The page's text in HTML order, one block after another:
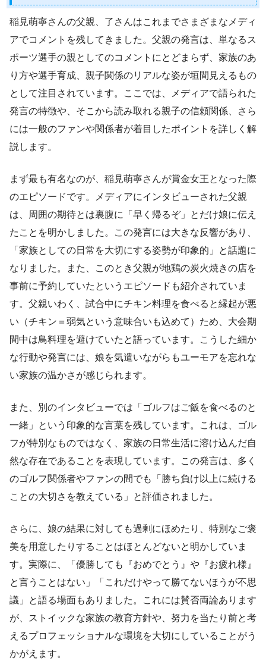
稲見萌寧さんの父親、了さんはこれまでさまざまなメディ
アでコメントを残してきました。父親の発言は、単なるス
ポーツ選手の親としてのコメントにとどまらず、家族のあ
り方や選手育成、親子関係のリアルな姿が垣間見えるもの
として注目されています。ここでは、メディアで語られた
発言の特徴や、そこから読み取れる親子の信頼関係、さら
には一般のファンや関係者が着目したポイントを詳しく解
説します。
まず最も有名なのが、稲見萌寧さんが賞金女王となった際
のエピソードです。メディアにインタビューされた父親
は、周囲の期待とは裏腹に「早く帰るぞ」とだけ娘に伝え
たことを明かしました。この発言には大きな反響があり、
「家族としての日常を大切にする姿勢が印象的」と話題に
なりました。また、このとき父親が地鶏の炭火焼きの店を
事前に予約していたというエピソードも紹介されていま
す。父親いわく、試合中にチキン料理を食べると縁起が悪
い（チキン＝弱気という意味合いも込めて）ため、大会期
間中は鳥料理を避けていたと語っています。こうした細か
な行動や発言には、娘を気遣いながらもユーモアを忘れな
い家族の温かさが感じられます。
また、別のインタビューでは「ゴルフはご飯を食べるのと
一緒」という印象的な言葉を残しています。これは、ゴル
フが特別なものではなく、家族の日常生活に溶け込んだ自
然な存在であることを表現しています。この発言は、多く
のゴルフ関係者やファンの間でも「勝ち負け以上に続ける
ことの大切さを教えている」と評価されました。
さらに、娘の結果に対しても過剰にほめたり、特別なご褒
美を用意したりすることはほとんどないと明かしていま
す。実際に、「優勝しても『おめでとう』や『お疲れ様』
と言うことはない」「これだけやって勝てないほうが不思
議」と語る場面もありました。これには賛否両論あります
が、ストイックな家族の教育方針や、努力を当たり前と考
えるプロフェッショナルな環境を大切にしていることがう
かがえます。